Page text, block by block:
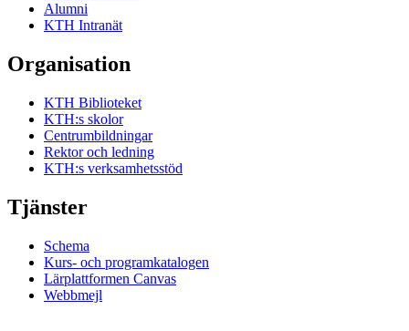
Alumni
KTH Intranät
Organisation
KTH Biblioteket
KTH:s skolor
Centrumbildningar
Rektor och ledning
KTH:s verksamhetsstöd
Tjänster
Schema
Kurs- och programkatalogen
Lärplattformen Canvas
Webbmejl